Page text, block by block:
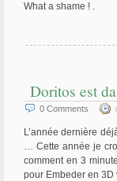
What a shame ! .
Doritos est
0 Comments
L’année dernière
… Cette année je
comment en 3
pour Embeder en